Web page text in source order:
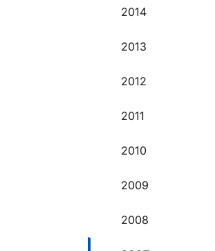
2014
2013
2012
2011
2010
2009
2008